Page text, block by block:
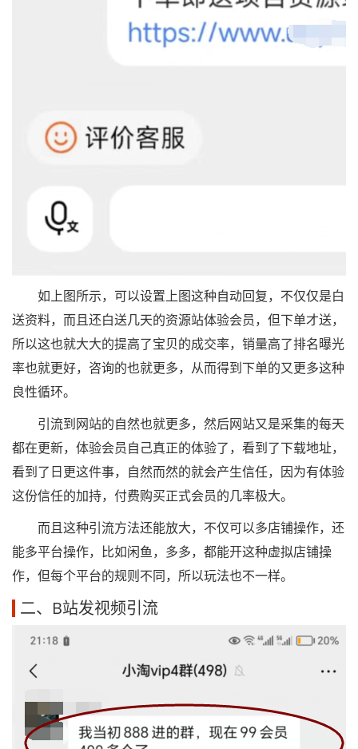
如上图所示，可以设置上图这种自动回复，不仅仅是白
送资料，而且还白送几天的资源站体验会员，但下单才送，
所以这也就大大的提高了宝贝的成交率，销量高了排名曝光
率也就更好，咨询的也就更多，从而得到下单的又更多这种
良性循环。
引流到网站的自然也就更多，然后网站又是采集的每天
都在更新，体验会员自己真正的体验了，看到了下载地址，
看到了日更这件事，自然而然的就会产生信任，因为有体验
这份信任的加持，付费购买正式会员的几率极大。
而且这种引流方法还能放大，不仅可以多店铺操作，还
能多平台操作，比如闲鱼，多多，都能开这种虚拟店铺操
作，但每个平台的规则不同，所以玩法也不一样。
二、B站发视频引流